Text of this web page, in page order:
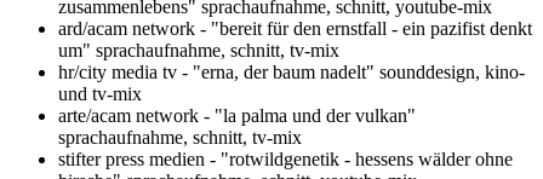
zusammenlebens" sprachaufnahme, schnitt, youtube-mix
ard/acam network - "bereit für den ernstfall - ein pazifist denkt
um" sprachaufnahme, schnitt, tv-mix
hr/city media tv - "erna, der baum nadelt" sounddesign, kino-
und tv-mix
arte/acam network - "la palma und der vulkan"
sprachaufnahme, schnitt, tv-mix
stifter press medien - "rotwildgenetik - hessens wälder ohne